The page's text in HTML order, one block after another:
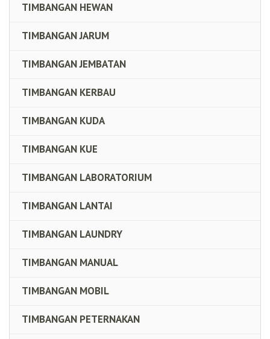
TIMBANGAN HEWAN
TIMBANGAN JARUM
TIMBANGAN JEMBATAN
TIMBANGAN KERBAU
TIMBANGAN KUDA
TIMBANGAN KUE
TIMBANGAN LABORATORIUM
TIMBANGAN LANTAI
TIMBANGAN LAUNDRY
TIMBANGAN MANUAL
TIMBANGAN MOBIL
TIMBANGAN PETERNAKAN